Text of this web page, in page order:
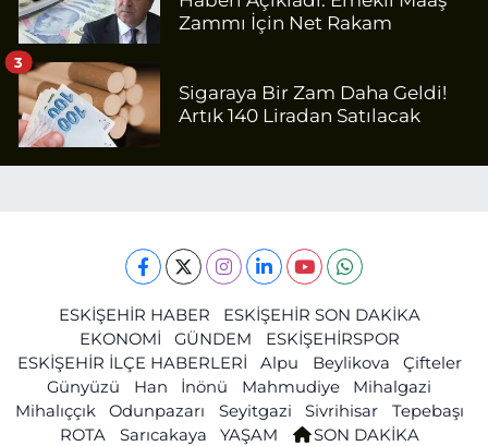
Zammı İçin Net Rakam
Sigaraya Bir Zam Daha Geldi!
Artık 140 Liradan Satılacak
3
ESKİŞEHİR HABER
ESKİŞEHİR SON DAKİKA
EKONOMİ
GÜNDEM
ESKİŞEHİRSPOR
ESKİŞEHİR İLÇE HABERLERİ
Alpu Beylikova
Çifteler
Günyüzü
Han İnönü Mahmudiye
Mihalgazi
Mihalıççık
Odunpazarı Seyitgazi Sivrihisar
Tepebaşı
ROTA
Sarıcakaya YAŞAM
SON DAKİKA